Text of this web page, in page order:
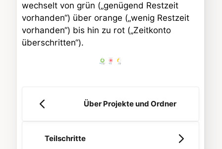
wechselt von grün („genügend Restzeit
vorhanden“) über orange („wenig Restzeit
vorhanden“) bis hin zu rot („Zeitkonto
überschritten“).
Über Projekte und Ordner
Teilschritte